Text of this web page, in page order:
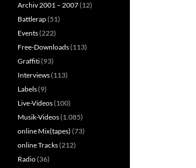
Archiv 2001 – 2007(12)
Battlerap(51)
Events(222)
Free-Downloads(113)
Graffiti(93)
Interviews(113)
Labels(9)
Live-Videos(100)
Musik-Videos(1.085)
online Mix(tapes) (73)
online Tracks(212)
Radio(36)